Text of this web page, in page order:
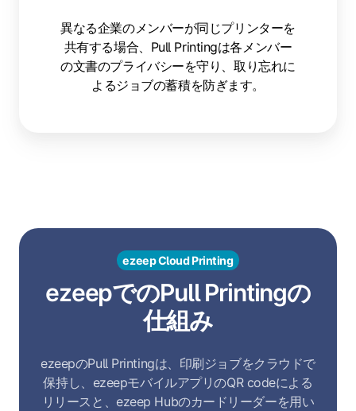
異なる企業のメンバーが同じプリンターを
共有する場合、Pull Printingは各メンバー
の文書のプライバシーを守り、取り忘れに
よるジョブの蓄積を防ぎます。
ペ
ー
ス
ezeep Cloud Printing
ezeepでのPull Printingの
仕組み
ezeepのPull Printingは、印刷ジョブをクラウドで
保持し、ezeepモバイルアプリのQR codeによる
リリースと、ezeep Hubのカードリーダーを用い